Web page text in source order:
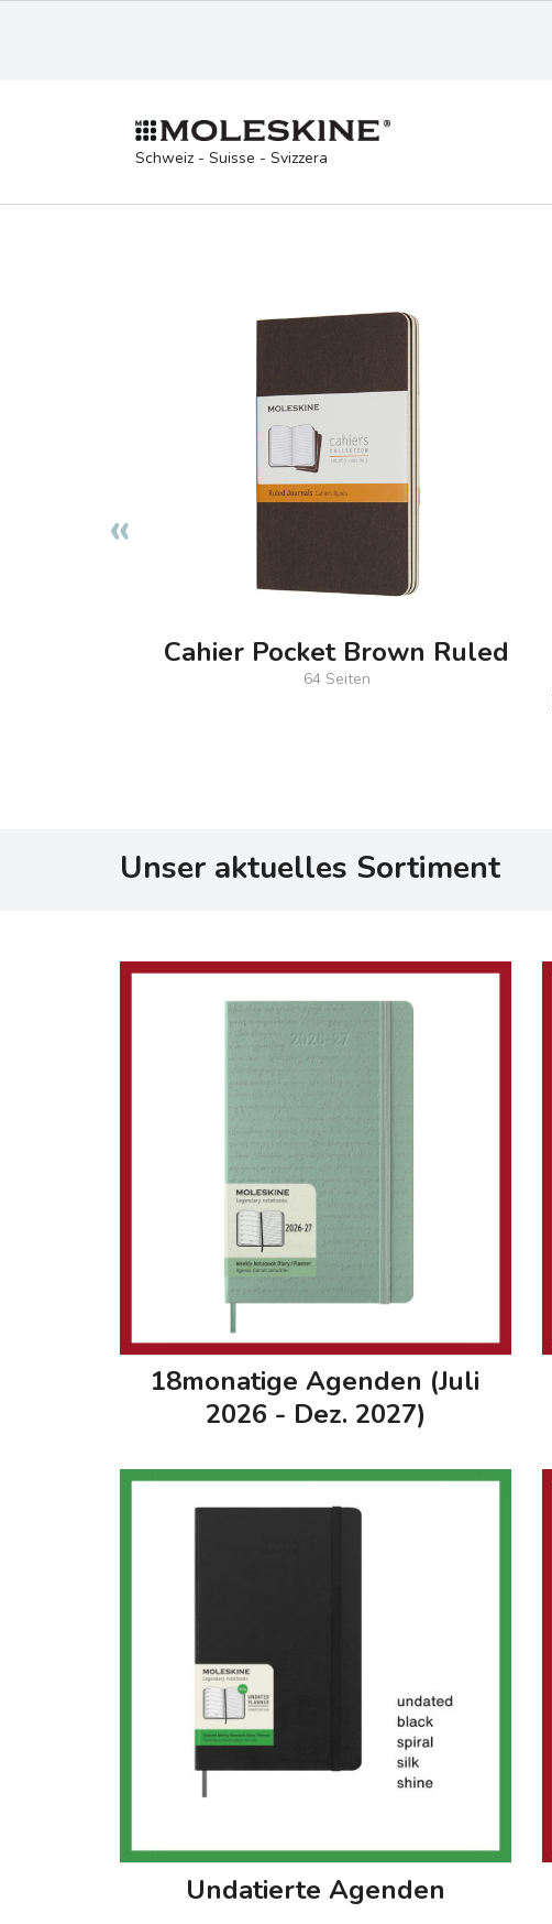
Schweiz - Suisse - Svizzera
Cahier Pocket Brown Ruled
64 Seiten
Unser aktuelles Sortiment
18monatige Agenden (Juli
2026 - Dez. 2027)
Undatierte Agenden